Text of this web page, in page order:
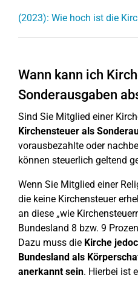
(2023): Wie hoch ist die
Wann kann ich
Sonderausgaben
Sind Sie Mitglied einer
Kirchensteuer als
vorausbezahlte oder
können steuerlich geltend
Wenn Sie Mitglied einer
die keine Kirchensteuer
an diese „wie
Bundesland 8 bzw. 9
Dazu muss die Kirche
Bundesland als
anerkannt sein. Hierbei ist